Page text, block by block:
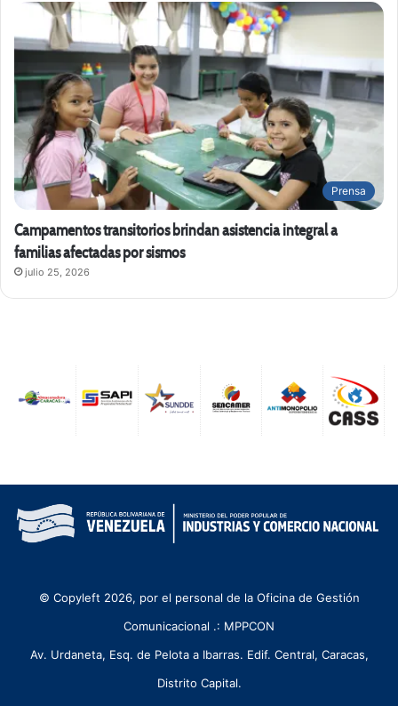
Prensa
Campamentos transitorios brindan asistencia integral a
familias afectadas por sismos
julio 25, 2026
© Copyleft 2026, por el personal de la Oficina de Gestión
Comunicacional .: MPPCON
Av. Urdaneta, Esq. de Pelota a Ibarras. Edif. Central, Caracas,
Distrito Capital.